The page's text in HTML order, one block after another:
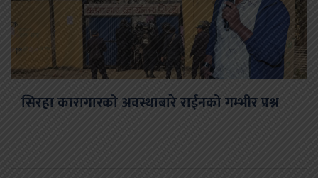
सिरहा कारागारको अवस्थाबारे राईनको गम्भीर प्रश्न